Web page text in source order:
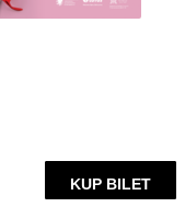
KUP BILET